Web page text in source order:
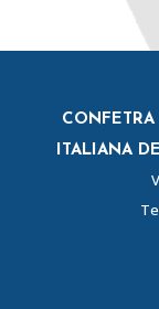
ITALIANA